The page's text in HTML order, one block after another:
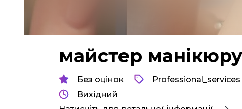
майстер манікюру
Без оцінок
Professional_services
Вихідний